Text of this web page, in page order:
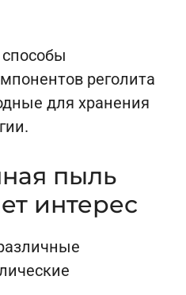
реголита
для хранения
пыль
интерес